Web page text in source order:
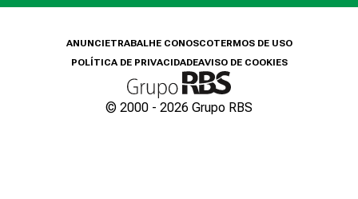
ANUNCIETRABALHE CONOSCOTERMOS DE USO
POLÍTICA DE PRIVACIDADEAVISO DE COOKIES
© 2000 - 2026 Grupo RBS